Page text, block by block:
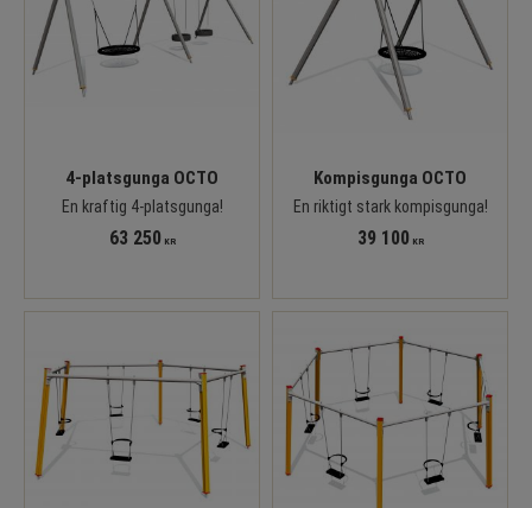
4-platsgunga OCTO
En kraftig 4-platsgunga!
63 250KR
Kompisgunga OCTO
En riktigt stark kompisgunga!
39 100KR